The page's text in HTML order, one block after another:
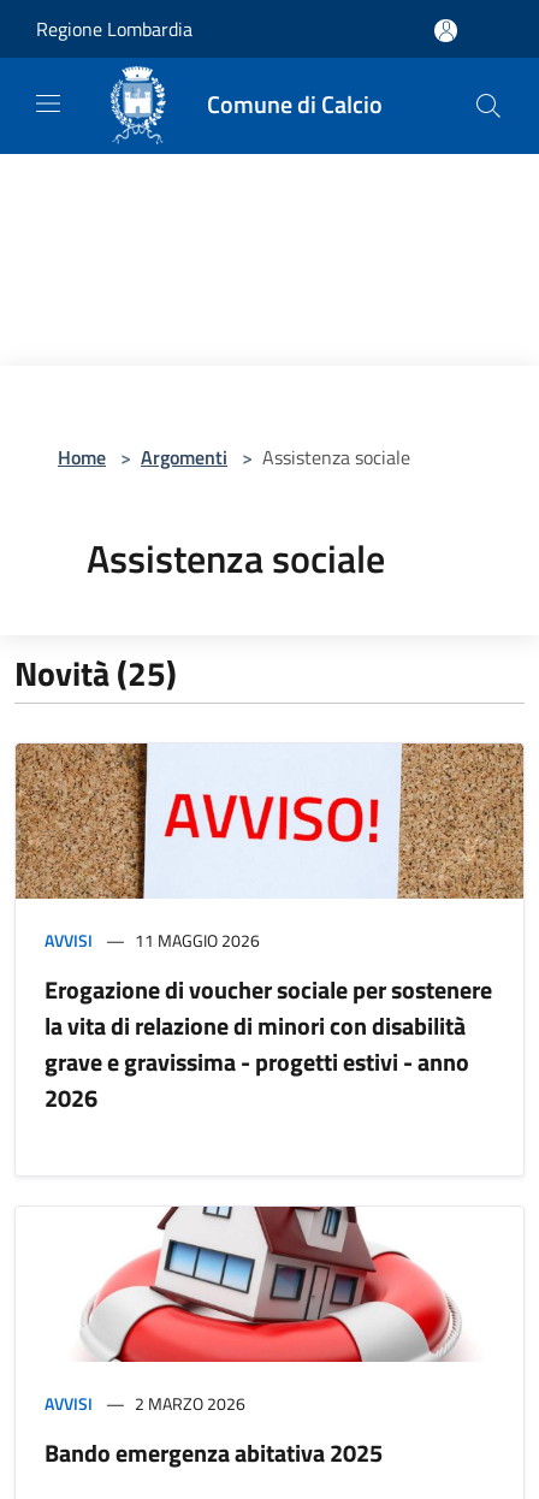
Regione Lombardia
Comune di Calcio
Home > Argomenti > Assistenza sociale
Assistenza sociale
Novità (25)
AVVISI 11 MAGGIO 2026
Erogazione di voucher sociale per sostenere
la vita di relazione di minori con disabilità
grave e gravissima - progetti estivi - anno
2026
AVVISI 2 MARZO 2026
Bando emergenza abitativa 2025